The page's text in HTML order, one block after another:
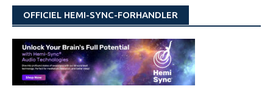
OFFICIEL HEMI-SYNC-FORHANDLER